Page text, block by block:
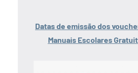
Datas de emissão dos
Manuais Escolares